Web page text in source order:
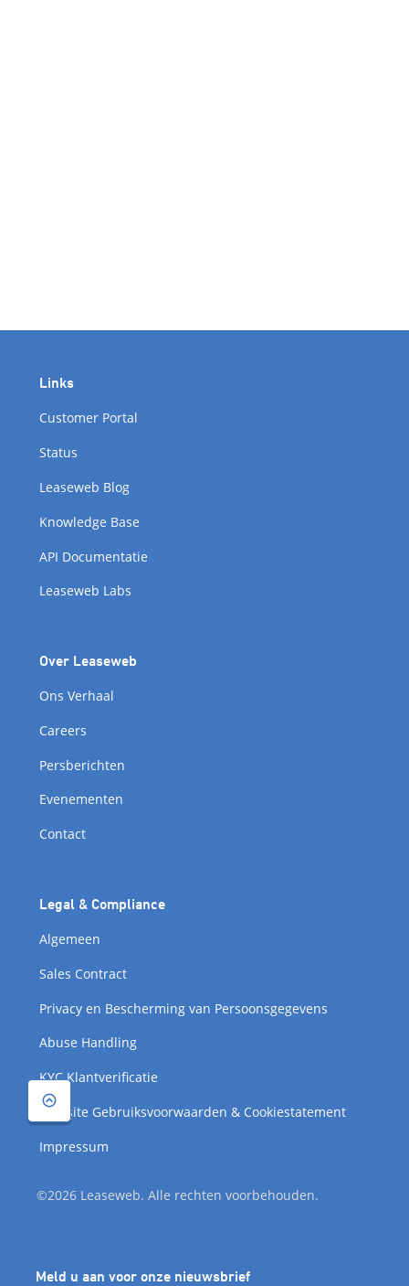
Links
Customer Portal
Status
Leaseweb Blog
Knowledge Base
API Documentatie
Leaseweb Labs
Over Leaseweb
Ons Verhaal
Careers
Persberichten
Evenementen
Contact
Legal & Compliance
Algemeen
Sales Contract
Privacy en Bescherming van Persoonsgegevens
Abuse Handling
KYC Klantverificatie
Website Gebruiksvoorwaarden & Cookiestatement
Impressum
©2026 Leaseweb. Alle rechten voorbehouden.
Meld u aan voor onze nieuwsbrief